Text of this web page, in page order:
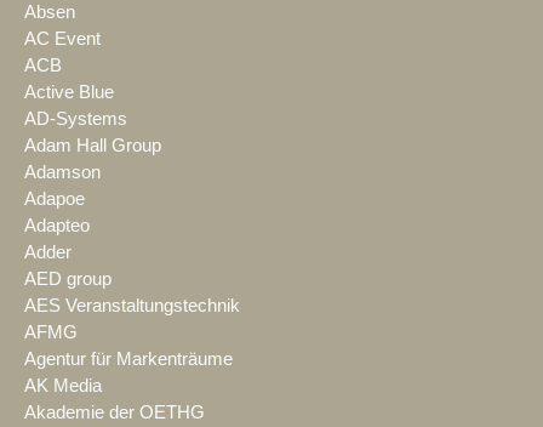
Absen
AC Event
ACB
Active Blue
AD-Systems
Adam Hall Group
Adamson
Adapoe
Adapteo
Adder
AED group
AES Veranstaltungstechnik
AFMG
Agentur für Markenträume
AK Media
Akademie der OETHG